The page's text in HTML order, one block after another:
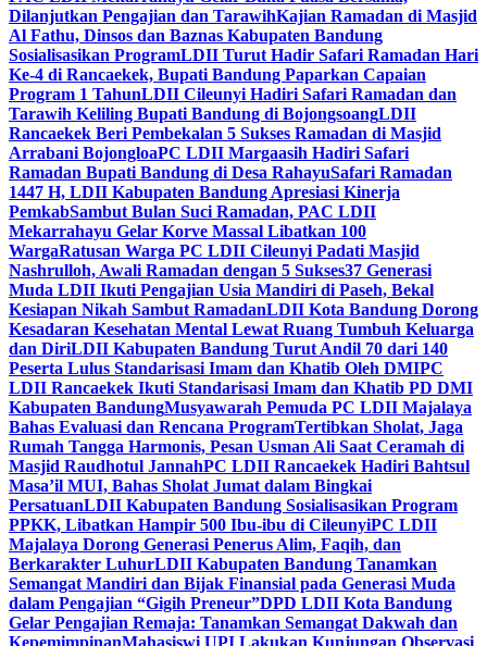
Dilanjutkan Pengajian dan TarawihKajian Ramadan di Masjid
Al Fathu, Dinsos dan Baznas Kabupaten Bandung
Sosialisasikan ProgramLDII Turut Hadir Safari Ramadan Hari
Ke-4 di Rancaekek, Bupati Bandung Paparkan Capaian
Program 1 TahunLDII Cileunyi Hadiri Safari Ramadan dan
Tarawih Keliling Bupati Bandung di BojongsoangLDII
Rancaekek Beri Pembekalan 5 Sukses Ramadan di Masjid
Arrabani BojongloaPC LDII Margaasih Hadiri Safari
Ramadan Bupati Bandung di Desa RahayuSafari Ramadan
1447 H, LDII Kabupaten Bandung Apresiasi Kinerja
PemkabSambut Bulan Suci Ramadan, PAC LDII
Mekarrahayu Gelar Korve Massal Libatkan 100
WargaRatusan Warga PC LDII Cileunyi Padati Masjid
Nashrulloh, Awali Ramadan dengan 5 Sukses37 Generasi
Muda LDII Ikuti Pengajian Usia Mandiri di Paseh, Bekal
Kesiapan Nikah Sambut RamadanLDII Kota Bandung Dorong
Kesadaran Kesehatan Mental Lewat Ruang Tumbuh Keluarga
dan DiriLDII Kabupaten Bandung Turut Andil 70 dari 140
Peserta Lulus Standarisasi Imam dan Khatib Oleh DMIPC
LDII Rancaekek Ikuti Standarisasi Imam dan Khatib PD DMI
Kabupaten BandungMusyawarah Pemuda PC LDII Majalaya
Bahas Evaluasi dan Rencana ProgramTertibkan Sholat, Jaga
Rumah Tangga Harmonis, Pesan Usman Ali Saat Ceramah di
Masjid Raudhotul JannahPC LDII Rancaekek Hadiri Bahtsul
Masa’il MUI, Bahas Sholat Jumat dalam Bingkai
PersatuanLDII Kabupaten Bandung Sosialisasikan Program
PPKK, Libatkan Hampir 500 Ibu-ibu di CileunyiPC LDII
Majalaya Dorong Generasi Penerus Alim, Faqih, dan
Berkarakter LuhurLDII Kabupaten Bandung Tanamkan
Semangat Mandiri dan Bijak Finansial pada Generasi Muda
dalam Pengajian “Gigih Preneur”DPD LDII Kota Bandung
Gelar Pengajian Remaja: Tanamkan Semangat Dakwah dan
KepemimpinanMahasiswi UPI Lakukan Kunjungan Observasi